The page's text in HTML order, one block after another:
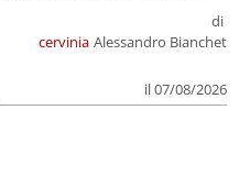
cervinia
di
Alessandro Bianchet
il 07/08/2026